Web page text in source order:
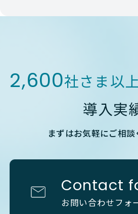
2,600社さま以上
導入実
まずはお気軽にご相談
Contact
お問い合わせフォ